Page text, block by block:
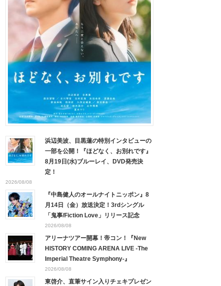
浜辺美波、目黒蓮の特別インタビューの
一部を公開！『ほどなく、お別れです』
8月19日(水)ブルーレイ、DVD発売決
定！
2026/08/08
『中島健人のオールナイトニッポン』8
月14日（金）放送決定！3rdシングル
「鬼事/Fiction Love」リリース記念
2026/08/08
アリーナツアー開幕！帝コン！『New
HISTORY COMING ARENA LIVE -The
Imperial Theatre Symphony-』
2026/08/08
東啓介、直筆サイン入りチェキプレゼン